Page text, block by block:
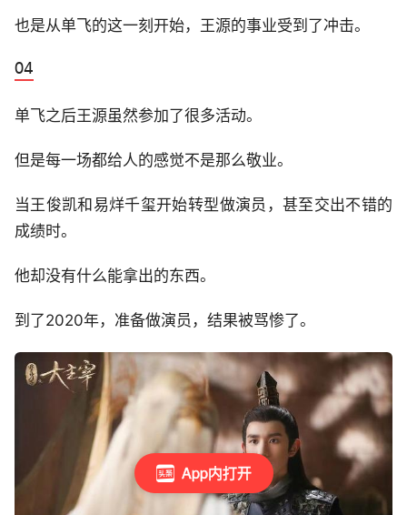
App内打开
也是从单飞的这一刻开始，王源的事业受到了冲击。
单飞之后王源虽然参加了很多活动。
但是每一场都给人的感觉不是那么敬业。
当王俊凯和易烊千玺开始转型做演员，甚至交出不错的
成绩时。
他却没有什么能拿出的东西。
到了2020年，准备做演员，结果被骂惨了。